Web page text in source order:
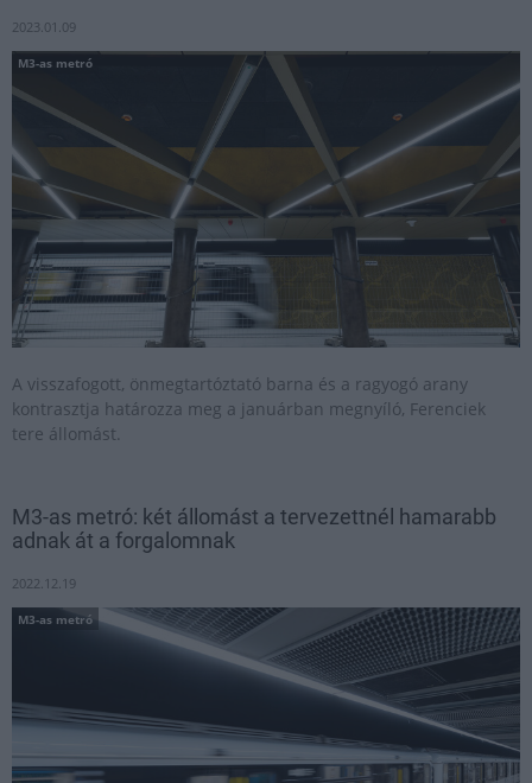
2023.01.09
M3-as metró
A visszafogott, önmegtartóztató barna és a ragyogó arany
kontrasztja határozza meg a januárban megnyíló, Ferenciek
tere állomást.
M3-as metró: két állomást a tervezettnél hamarabb
adnak át a forgalomnak
2022.12.19
M3-as metró